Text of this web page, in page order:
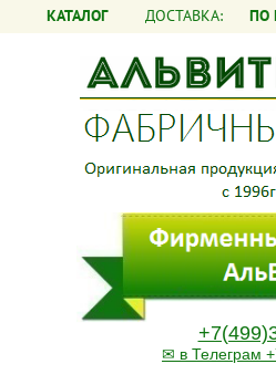
КАТАЛОГ ДОСТАВКА: ПО
✉ в Телеграм